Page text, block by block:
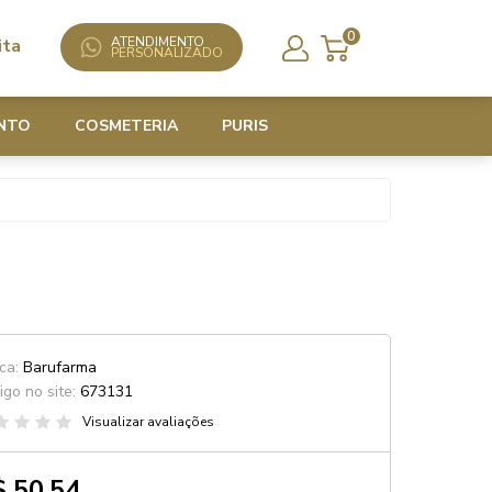
ATENDIMENTO
PERSONALIZADO
0
COSMETERIA PURIS
Barufarma
no site: 673131
Visualizar avaliações